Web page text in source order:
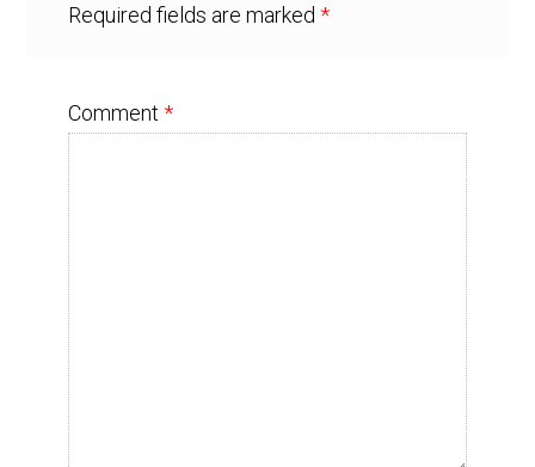
Required fields are marked*
Comment*